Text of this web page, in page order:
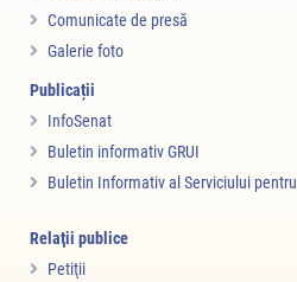
Comunicate de presă
Galerie foto
Publicații
InfoSenat
Buletin informativ GRUI
Buletin Informativ al Serviciului
Relaţii publice
Petiţii